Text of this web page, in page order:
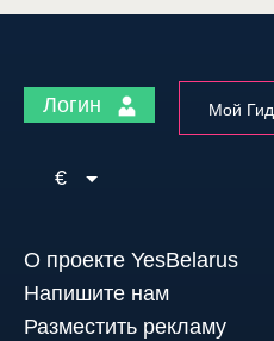
Логин Мой Гид
€
О проекте YesBelarus
Напишите нам
Разместить рекламу